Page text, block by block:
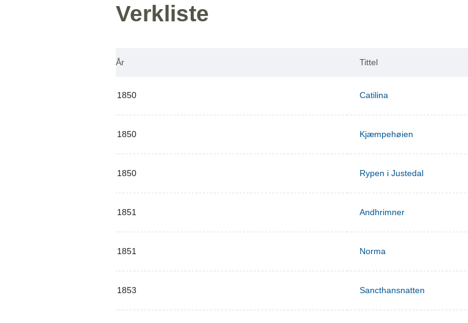
Verkliste
År Tittel
1850 Catilina
1850 Kjæmpehøien
1850 Rypen i Justedal
1851 Andhrimner
1851 Norma
1853 Sancthansnatten